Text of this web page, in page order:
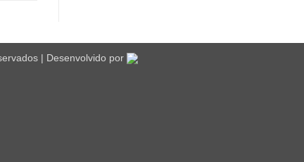
| Desenvolvido por